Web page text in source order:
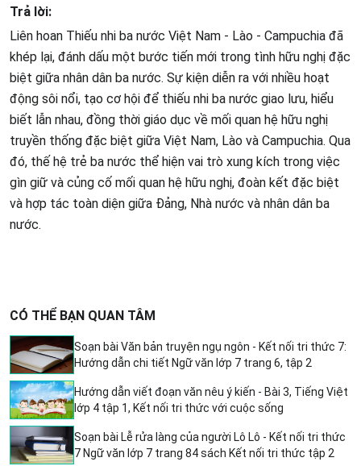
Trả lời:
Liên hoan Thiếu nhi ba nước Việt Nam - Lào - Campuchia đã
khép lại, đánh dấu một bước tiến mới trong tình hữu nghị đặc
biệt giữa nhân dân ba nước. Sự kiện diễn ra với nhiều hoạt
động sôi nổi, tạo cơ hội để thiếu nhi ba nước giao lưu, hiểu
biết lẫn nhau, đồng thời giáo dục về mối quan hệ hữu nghị
truyền thống đặc biệt giữa Việt Nam, Lào và Campuchia. Qua
đó, thế hệ trẻ ba nước thể hiện vai trò xung kích trong việc
gìn giữ và củng cố mối quan hệ hữu nghị, đoàn kết đặc biệt
và hợp tác toàn diện giữa Đảng, Nhà nước và nhân dân ba
nước.
CÓ THỂ BẠN QUAN TÂM
Soạn bài Văn bản truyện ngụ ngôn - Kết nối tri thức 7:
Hướng dẫn chi tiết Ngữ văn lớp 7 trang 6, tập 2
Hướng dẫn viết đoạn văn nêu ý kiến - Bài 3, Tiếng Việt
lớp 4 tập 1, Kết nối tri thức với cuộc sống
Soạn bài Lễ rửa làng của người Lô Lô - Kết nối tri thức
7 Ngữ văn lớp 7 trang 84 sách Kết nối tri thức tập 2